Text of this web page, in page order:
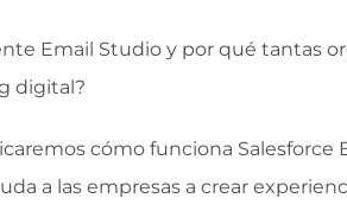
Email Studio y por qué tantas
digital?
cómo funciona Salesforce
a las empresas a crear